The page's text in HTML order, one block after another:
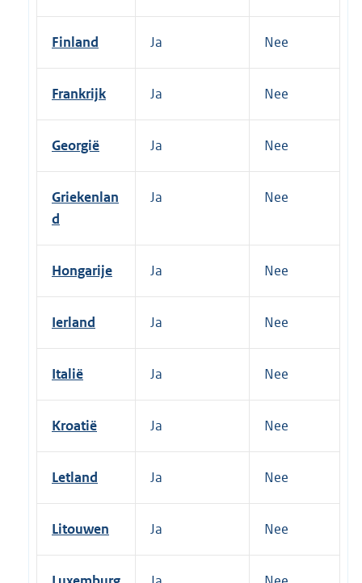
Finland Ja Nee
Frankrijk Ja Nee
Georgië Ja Nee
Griekenlan
d
Ja Nee
Hongarije Ja Nee
Ierland Ja Nee
Italië Ja Nee
Kroatië Ja Nee
Letland Ja Nee
Litouwen Ja Nee